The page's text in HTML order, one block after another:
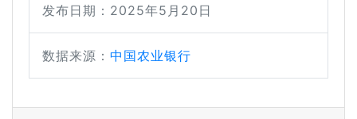
发布日期：2025年5月20日
数据来源： 中国农业银行